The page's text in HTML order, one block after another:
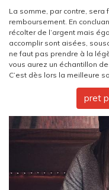
La somme, par contre,
remboursement. En
récolter de l’argent mais
accomplir sont aisées,
ne faut pas prendre à la
vous aurez un échantillon
C’est dès lors la meilleure
pret